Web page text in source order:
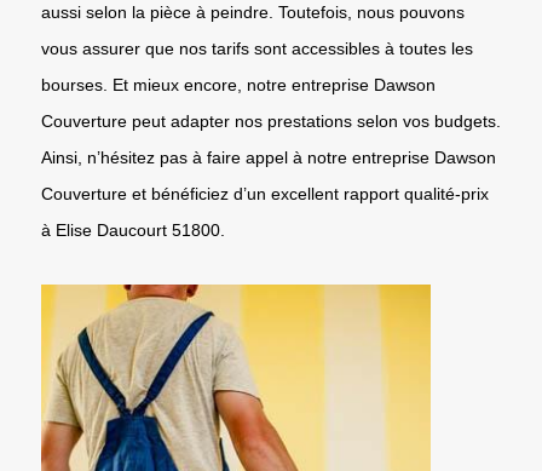
aussi selon la pièce à peindre. Toutefois, nous pouvons
vous assurer que nos tarifs sont accessibles à toutes les
bourses. Et mieux encore, notre entreprise Dawson
Couverture peut adapter nos prestations selon vos budgets.
Ainsi, n’hésitez pas à faire appel à notre entreprise Dawson
Couverture et bénéficiez d’un excellent rapport qualité-prix
à Elise Daucourt 51800.